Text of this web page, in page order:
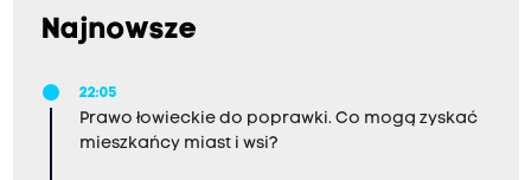
Najnowsze
22:05
Prawo łowieckie do poprawki. Co mogą zyskać
mieszkańcy miast i wsi?